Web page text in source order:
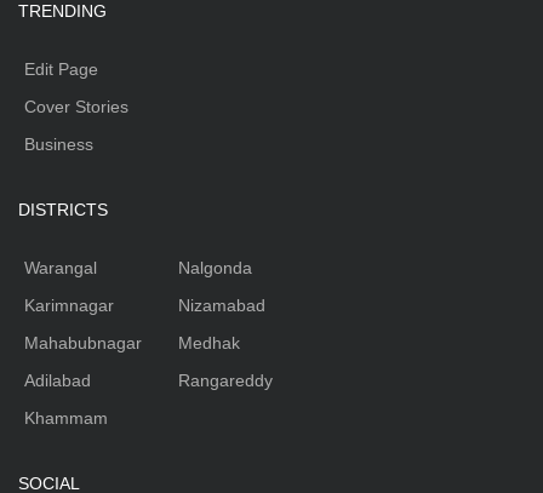
TRENDING
Edit Page
Cover Stories
Business
DISTRICTS
Warangal
Karimnagar
Mahabubnagar
Adilabad
Khammam
Nalgonda
Nizamabad
Medhak
Rangareddy
SOCIAL